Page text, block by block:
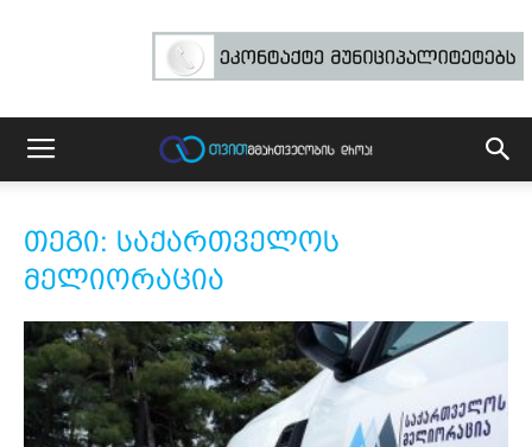
თეგი: საქართველოს
მელიორაცია